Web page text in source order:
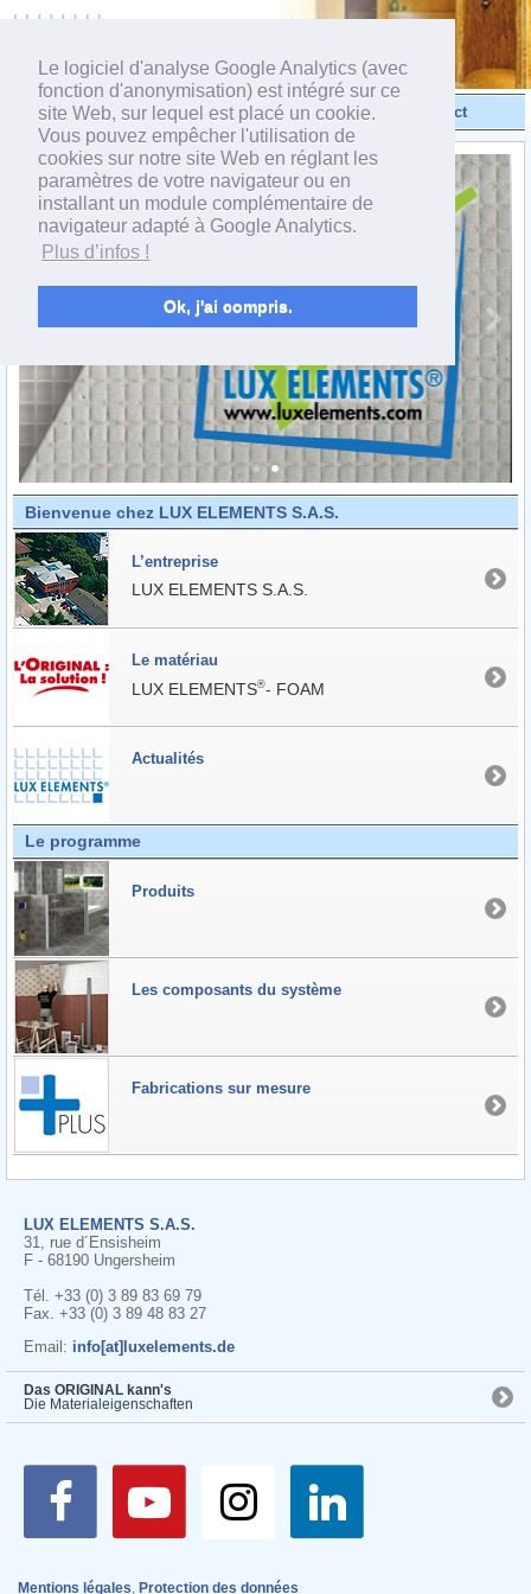
Le logiciel d'analyse Google Analytics (avec
fonction d'anonymisation) est intégré sur ce
site Web, sur lequel est placé un cookie.
Vous pouvez empêcher l'utilisation de
cookies sur notre site Web en réglant les
paramètres de votre navigateur ou en
installant un module complémentaire de
navigateur adapté à Google Analytics.
Plus d’infos !
Ok, j'ai compris.
Vidéos Produits Contact
Bienvenue chez LUX ELEMENTS S.A.S.
L’entreprise
LUX ELEMENTS S.A.S.
Le matériau
LUX ELEMENTS®- FOAM
Actualités
Le programme
Produits
Les composants du système
Fabrications sur mesure
LUX ELEMENTS S.A.S.
31, rue d´Ensisheim
F - 68190 Ungersheim
Tél. +33 (0) 3 89 83 69 79
Fax. +33 (0) 3 89 48 83 27
Email: info[at]luxelements.de
Das ORIGINAL kann's
Die Materialeigenschaften
Mentions légales, Protection des données
powered by webEdition CMS